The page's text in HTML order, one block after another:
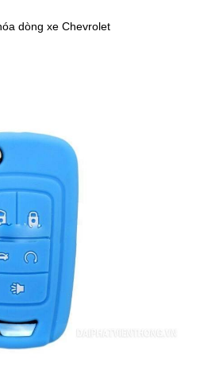
dòng xe Chevrolet